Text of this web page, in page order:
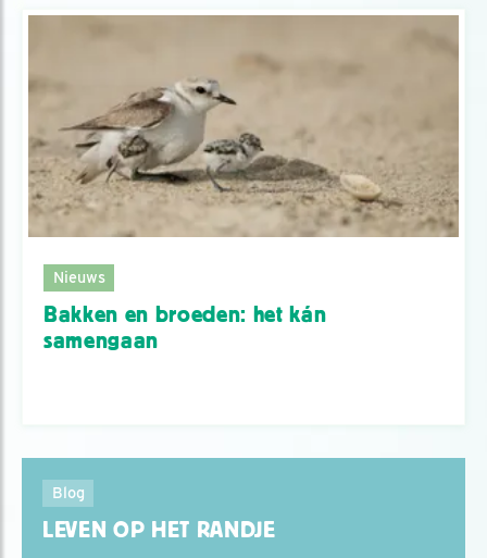
Nieuws
Bakken en broeden: het kán
samengaan
Blog
LEVEN OP HET RANDJE